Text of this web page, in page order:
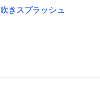
きスプラッシュ